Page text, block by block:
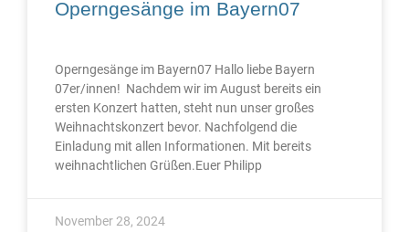
Operngesänge im Bayern07
Operngesänge im Bayern07 Hallo liebe Bayern
07er/innen! Nachdem wir im August bereits ein
ersten Konzert hatten, steht nun unser großes
Weihnachtskonzert bevor. Nachfolgend die
Einladung mit allen Informationen. Mit bereits
weihnachtlichen Grüßen.Euer Philipp
November 28, 2024